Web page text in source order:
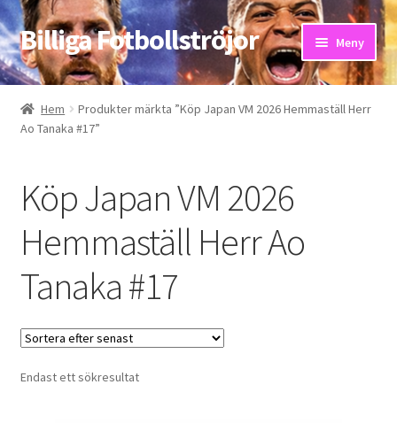
Hoppa
till
navigering
Hoppa
till
innehåll
Billiga Fotbollströjor Meny
Hem
Bloggar
Kontakta oss
Hem
Produkter märkta ”Köp Japan VM 2026 Hemmaställ Herr
Ao Tanaka #17”
Köp Japan VM 2026
Hemmaställ Herr Ao
Tanaka #17
Endast ett sökresultat